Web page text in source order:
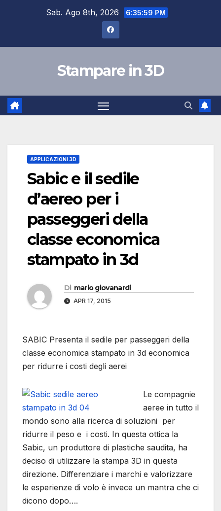
Sab. Ago 8th, 2026 6:36:00 PM
Stampare in 3D
APPLICAZIONI 3D
Sabic e il sedile
d’aereo per i
passeggeri della
classe economica
stampato in 3d
Di mario giovanardi
APR 17, 2015
SABIC Presenta il sedile per passeggeri della
classe economica stampato in 3d economica
per ridurre i costi degli aerei
Le compagnie
aeree in tutto il
mondo sono alla ricerca di soluzioni per
ridurre il peso e i costi. In questa ottica la
Sabic, un produttore di plastiche saudita, ha
deciso di utilizzare la stampa 3D in questa
direzione. Differenziare i marchi e valorizzare
le esperienze di volo è invece un mantra che ci
dicono dopo….